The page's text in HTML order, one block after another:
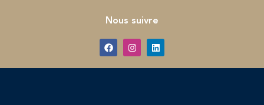
Nous suivre